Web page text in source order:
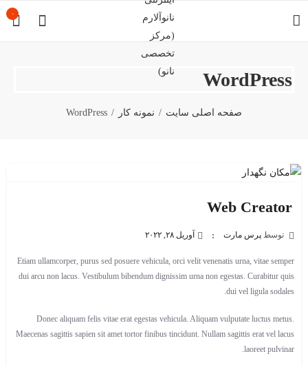
۰
WordPress
صفحه اصلی سایت نمونه کار WordPress
Web Creator
توسط پرس مارت آوریل ۲۸, ۲۰۲۲
Etiam ullamcorper, purus sed posuere vehicula, orci velit venenatis urna, vitae semper
dui arcu non lacus. Vestibulum bibendum dignissim urna non egestas. Curabitur quis
dui vel ligula sodales.
Donec aliquam felis vitae erat egestas vehicula. Aliquam vulputate luctus metus.
Maecenas sagittis sapien sit amet tortor finibus tincidunt. Nullam sagittis erat vel lacus
laoreet pulvinar.